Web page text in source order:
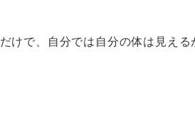
けで、自分では自分の体は見える